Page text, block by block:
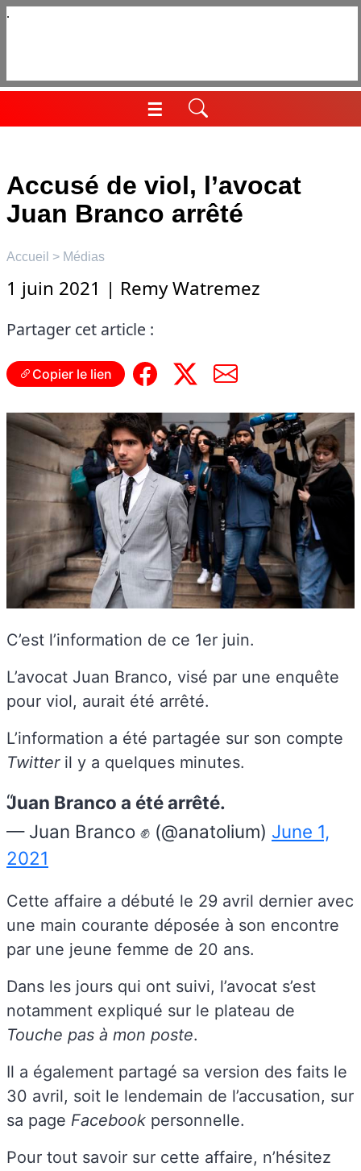
Aller
☰
Menu
Accusé de viol, l’avocat
Juan Branco arrêté
Accueil > Médias
1 juin 2021 | Remy Watremez
Partager cet article :
Copier le lien
C’est l’information de ce 1er juin.
L’avocat Juan Branco, visé par une enquête
pour viol, aurait été arrêté.
L’information a été partagée sur son compte
Twitteril y a quelques minutes.
Juan Branco a été arrêté.
— Juan Branco ✊ (@anatolium) June 1,
2021
Cette affaire a débuté le 29 avril dernier avec
une main courante déposée à son encontre
par une jeune femme de 20 ans.
Dans les jours qui ont suivi, l’avocat s’est
notamment expliqué sur le plateau de
Touche pas à mon poste.
Il a également partagé sa version des faits le
30 avril, soit le lendemain de l’accusation, sur
sa page Facebook personnelle.
Pour tout savoir sur cette affaire, n’hésitez